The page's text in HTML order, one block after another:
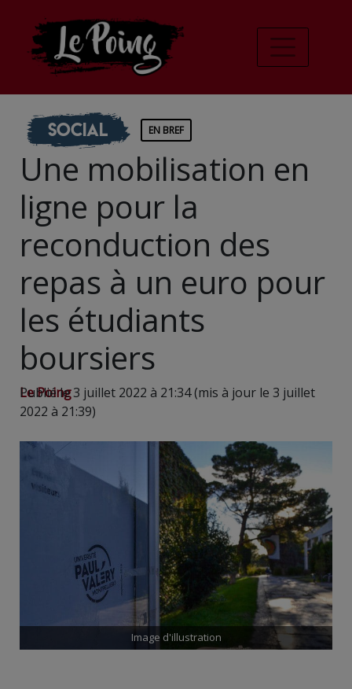
Social EN BREF
Une mobilisation en
ligne pour la
reconduction des
repas à un euro pour
les étudiants
boursiers
Le Poing
Publié le 3 juillet 2022 à 21:34 (mis à jour le 3 juillet
2022 à 21:39)
Image d'illustration